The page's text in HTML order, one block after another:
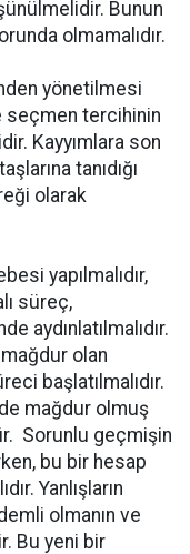
Bunun
olmamalıdır.
yönetilmesi
seçmen tercihinin
Kayyımlara son
tanıdığı
olarak
yapılmalıdır,
süreç,
aydınlatılmalıdır.
olan
başlatılmalıdır.
mağdur olmuş
Sorunlu geçmişin
bu bir hesap
Yanlışların
olmanın ve
Bu yeni bir